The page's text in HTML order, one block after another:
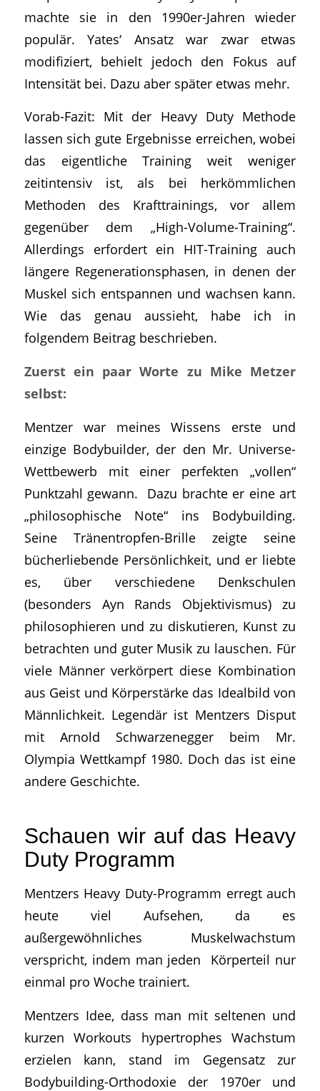
machte sie in den 1990er-Jahren wieder
populär. Yates‘ Ansatz war zwar etwas
modifiziert, behielt jedoch den Fokus auf
Intensität bei. Dazu aber später etwas mehr.
Vorab-Fazit: Mit der Heavy Duty Methode
lassen sich gute Ergebnisse erreichen, wobei
das eigentliche Training weit weniger
zeitintensiv ist, als bei herkömmlichen
Methoden des Krafttrainings, vor allem
gegenüber dem „High-Volume-Training“.
Allerdings erfordert ein HIT-Training auch
längere Regenerationsphasen, in denen der
Muskel sich entspannen und wachsen kann.
Wie das genau aussieht, habe ich in
folgendem Beitrag beschrieben.
Zuerst ein paar Worte zu Mike Metzer
selbst:
Mentzer war meines Wissens erste und
einzige Bodybuilder, der den Mr. Universe-
Wettbewerb mit einer perfekten „vollen“
Punktzahl gewann. Dazu brachte er eine art
„philosophische Note“ ins Bodybuilding.
Seine Tränentropfen-Brille zeigte seine
bücherliebende Persönlichkeit, und er liebte
es, über verschiedene Denkschulen
(besonders Ayn Rands Objektivismus) zu
philosophieren und zu diskutieren, Kunst zu
betrachten und guter Musik zu lauschen. Für
viele Männer verkörpert diese Kombination
aus Geist und Körperstärke das Idealbild von
Männlichkeit. Legendär ist Mentzers Disput
mit Arnold Schwarzenegger beim Mr.
Olympia Wettkampf 1980. Doch das ist eine
andere Geschichte.
Schauen wir auf das Heavy
Duty Programm
Mentzers Heavy Duty-Programm erregt auch
heute viel Aufsehen, da es
außergewöhnliches Muskelwachstum
verspricht, indem man jeden Körperteil nur
einmal pro Woche trainiert.
Mentzers Idee, dass man mit seltenen und
kurzen Workouts hypertrophes Wachstum
erzielen kann, stand im Gegensatz zur
Bodybuilding-Orthodoxie der 1970er und